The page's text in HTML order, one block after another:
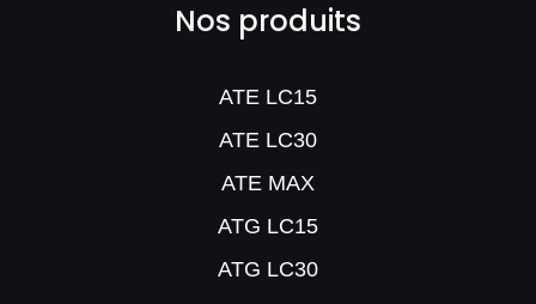
Nos produits
ATE LC15
ATE LC30
ATE MAX
ATG LC15
ATG LC30